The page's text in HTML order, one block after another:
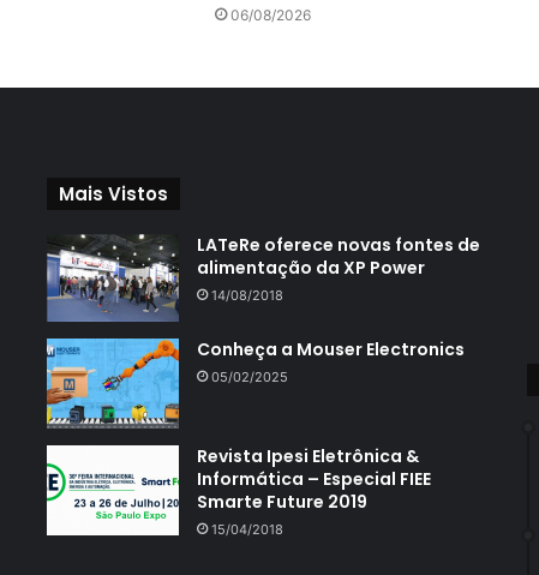
06/08/2026
Mais Vistos
LATeRe oferece novas fontes de
alimentação da XP Power
14/08/2018
Conheça a Mouser Electronics
05/02/2025
Revista Ipesi Eletrônica &
Informática – Especial FIEE
Smarte Future 2019
15/04/2018